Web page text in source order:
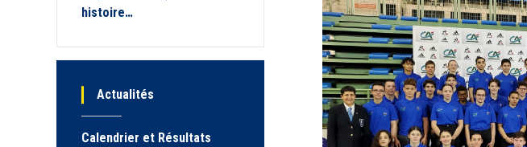
histoire…
Actualités
Calendrier et Résultats